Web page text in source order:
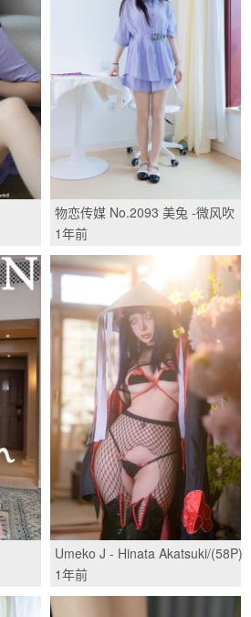
物恋传媒 No.2093 美兔 -微风吹
拂/(150P)
1年前
Umeko J - Hinata Akatsuki/(58P)
1年前